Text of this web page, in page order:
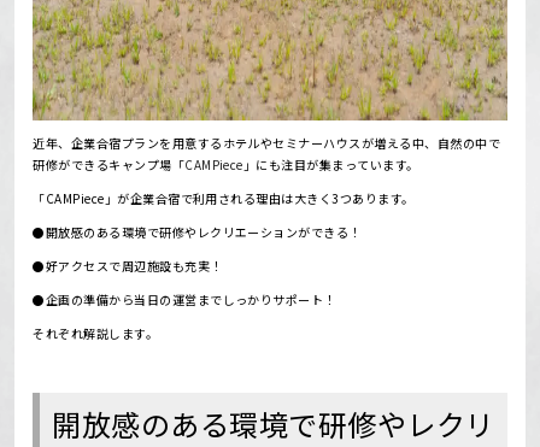
近年、企業合宿プランを用意するホテルやセミナーハウスが増える中、自然の中で
研修ができるキャンプ場「CAMPiece 」にも注目が集まっています。
「CAMPiece」が企業合宿で利用される理由は大きく3つあります。
●開放感のある環境で研修やレクリエーションができる！
●好アクセスで周辺施設も充実！
●企画の準備から当日の運営までしっかりサポート！
それぞれ解説します。
開放感のある環境で研修やレクリ